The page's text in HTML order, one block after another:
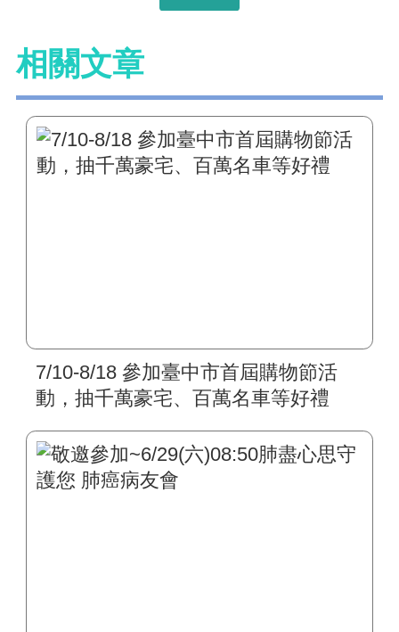
相關文章
7/10-8/18 參加臺中市首屆購物節活
動，抽千萬豪宅、百萬名車等好禮